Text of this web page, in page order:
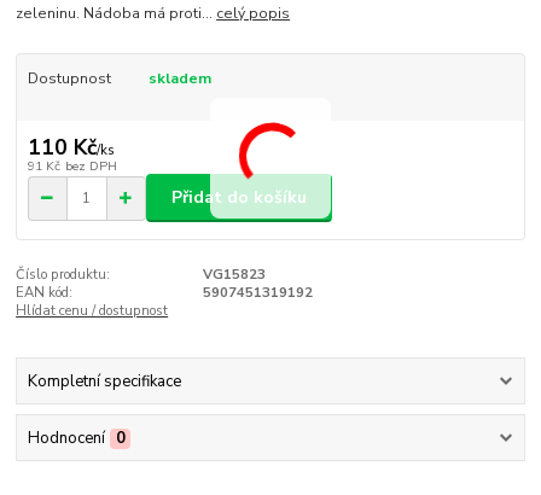
zeleninu. Nádoba má proti... celý popis
Dostupnost skladem
110 Kč/ks
91 Kč bez DPH
Přidat do košíku
Číslo produktu:
VG15823
EAN kód:
5907451319192
Hlídat cenu / dostupnost
Kompletní specifikace
Hodnocení 0